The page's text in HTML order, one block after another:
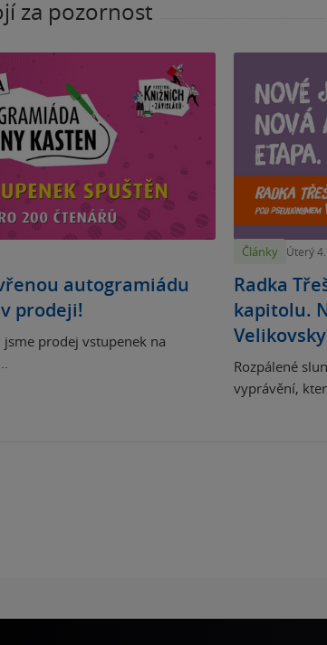
za pozornost
autogramiádu
prodeji!
jsme prodej vstupenek na
Články Úterý
Radka
kapitolu.
Velikovsky
Rozpálené
vyprávění,